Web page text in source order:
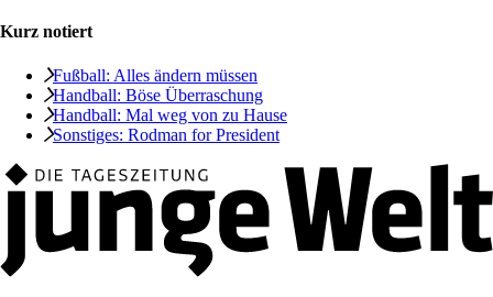
Kurz notiert
Fußball: Alles ändern müssen
Handball: Böse Überraschung
Handball: Mal weg von zu Hause
Sonstiges: Rodman for President